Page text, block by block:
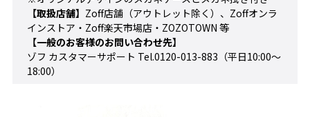
【取扱店舗】 Zoff店舗（アウトレット除く）、Zoffオンラ
インストア・Zoff楽天市場店・ZOZOTOWN 等
【一般のお客様のお問い合わせ先】
ゾフ カスタマーサポート Tel.0120-013-883（平日10:00～
18:00）